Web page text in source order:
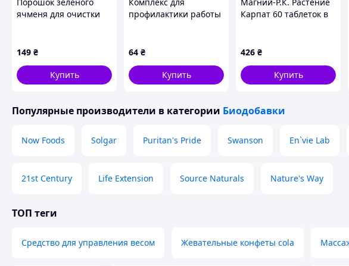
Полиэтиленовый пакет 210 г, вложенный в картонную упаковку.
Похожие товары по характеристикам
ячменя для очистки
149 ₴
Купить
профилактики работы
здоровья печени 30
64 ₴
Купить
Карпат 60 таблеток в
здорового организма.
426 ₴
Купить
Популярные производители в категории Биодобавки
Now Foods Solgar Puritan's Pride Swanson En`vie Lab
21st Century Life Extension Source Naturals Nature's Way
ТОП теги
Средство для управления весом Жевательные конфеты cola